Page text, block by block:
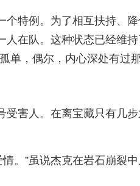
个特例。为了相互扶持、
人在队。这种状态已经维
单，偶尔，内心深处有过
受害人。在离宝藏只有
。”虽说杰克在岩石崩裂